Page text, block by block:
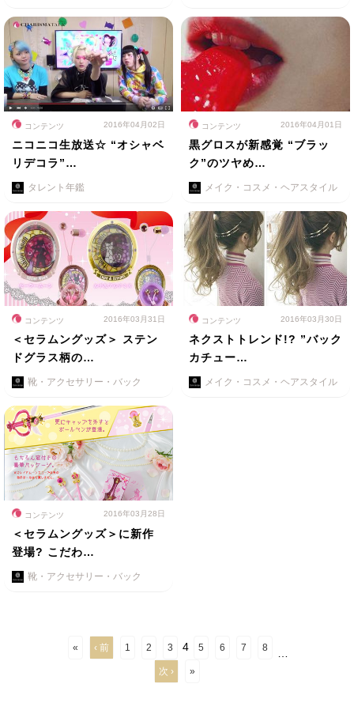
コンテンツ 2016年04月02日
ニコニコ生放送☆ “オシャベ
リデコラ”…
タレント年鑑
コンテンツ 2016年04月01日
黒グロスが新感覚 “ブラッ
ク”のツヤめ…
メイク・コスメ・ヘアスタイル
コンテンツ 2016年03月31日
＜セラムングッズ＞ ステン
ドグラス柄の…
靴・アクセサリー・バック
コンテンツ 2016年03月30日
ネクストトレンド!? ”バック
カチュー…
メイク・コスメ・ヘアスタイル
コンテンツ 2016年03月28日
＜セラムングッズ＞に新作
登場? こだわ…
靴・アクセサリー・バック
« ‹ 前 1 2 3 4 5 6 7 8
次 › »